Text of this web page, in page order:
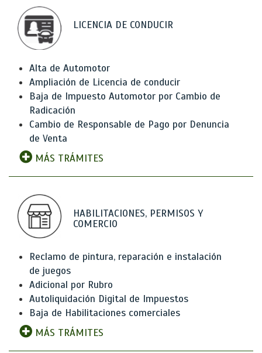
LICENCIA DE CONDUCIR
Alta de Automotor
Ampliación de Licencia de conducir
Baja de Impuesto Automotor por Cambio de
Radicación
Cambio de Responsable de Pago por Denuncia
de Venta
MÁS TRÁMITES
HABILITACIONES, PERMISOS Y
COMERCIO
Reclamo de pintura, reparación e instalación
de juegos
Adicional por Rubro
Autoliquidación Digital de Impuestos
Baja de Habilitaciones comerciales
MÁS TRÁMITES